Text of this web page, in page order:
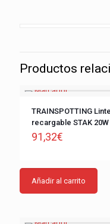
Productos
TRAINSPOTTING
recargable STAK 20W
91,32€
Añadir al carrito